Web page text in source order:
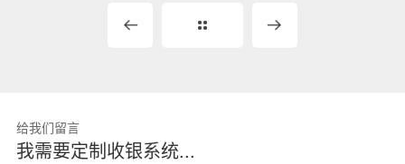
给我们留言
我需要定制收银系统...